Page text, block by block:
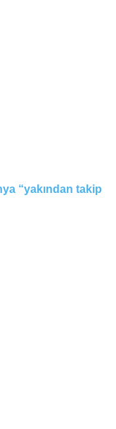
“yakından takip